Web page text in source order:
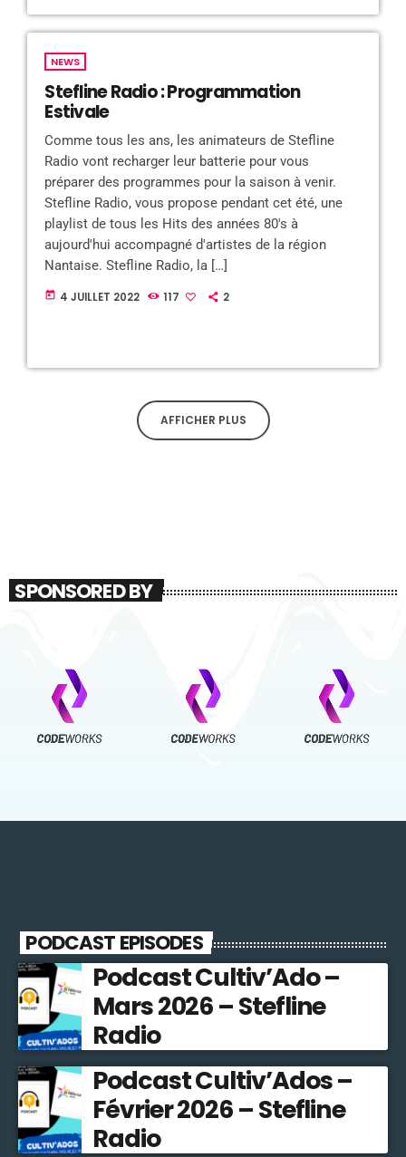
NEWS
Stefline Radio : Programmation
Estivale
Comme tous les ans, les animateurs de Stefline
Radio vont recharger leur batterie pour vous
préparer des programmes pour la saison à venir.
Stefline Radio, vous propose pendant cet été, une
playlist de tous les Hits des années 80's à
aujourd'hui accompagné d'artistes de la région
Nantaise. Stefline Radio, la […]
today 4 JUILLET 2022 117 2
AFFICHER PLUS
SPONSORED BY
PODCAST EPISODES
Podcast Cultiv’Ado –
Mars 2026 – Stefline
Radio
Podcast Cultiv’Ados –
Février 2026 – Stefline
Radio